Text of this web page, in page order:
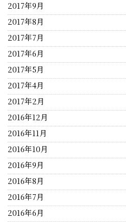
2017年9月
2017年8月
2017年7月
2017年6月
2017年5月
2017年4月
2017年2月
2016年12月
2016年11月
2016年10月
2016年9月
2016年8月
2016年7月
2016年6月